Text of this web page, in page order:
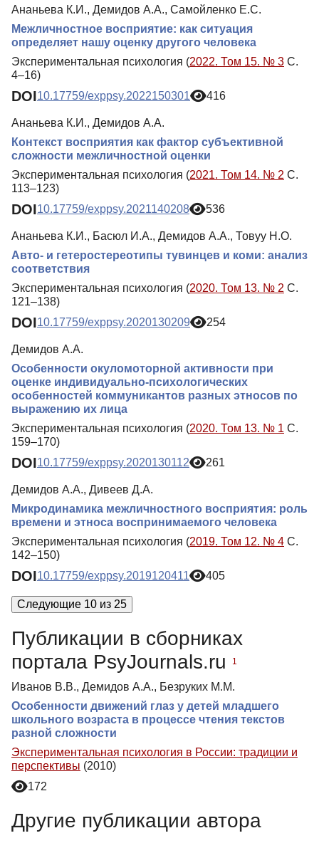
Ананьева К.И., Демидов А.А., Самойленко Е.С.
Межличностное восприятие: как ситуация
определяет нашу оценку другого человека
Экспериментальная психология (2022. Том 15. № 3 С.
4–16)
DOI10.17759/exppsy.2022150301 416
Ананьева К.И., Демидов А.А.
Контекст восприятия как фактор субъективной
сложности межличностной оценки
Экспериментальная психология (2021. Том 14. № 2 С.
113–123)
DOI10.17759/exppsy.2021140208 536
Ананьева К.И., Басюл И.А., Демидов А.А., Товуу Н.О.
Авто- и гетеростереотипы тувинцев и коми: анализ
соответствия
Экспериментальная психология (2020. Том 13. № 2 С.
121–138)
DOI10.17759/exppsy.2020130209 254
Демидов А.А.
Особенности окуломоторной активности при
оценке индивидуально-психологических
особенностей коммуникантов разных этносов по
выражению их лица
Экспериментальная психология (2020. Том 13. № 1 С.
159–170)
DOI10.17759/exppsy.2020130112 261
Демидов А.А., Дивеев Д.А.
Микродинамика межличностного восприятия: роль
времени и этноса воспринимаемого человека
Экспериментальная психология (2019. Том 12. № 4 С.
142–150)
DOI10.17759/exppsy.2019120411 405
Следующие 10 из 25
Публикации в сборниках
портала PsyJournals.ru
1
Иванов В.В., Демидов А.А., Безруких М.М.
Особенности движений глаз у детей младшего
школьного возраста в процессе чтения текстов
разной сложности
Экспериментальная психология в России: традиции и
перспективы (2010)
172
Другие публикации автора